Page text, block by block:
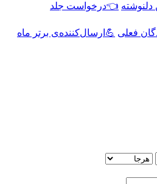
👈درخواست جلد
فعلی 💪ارسال‌کننده‌ی برتر ماه